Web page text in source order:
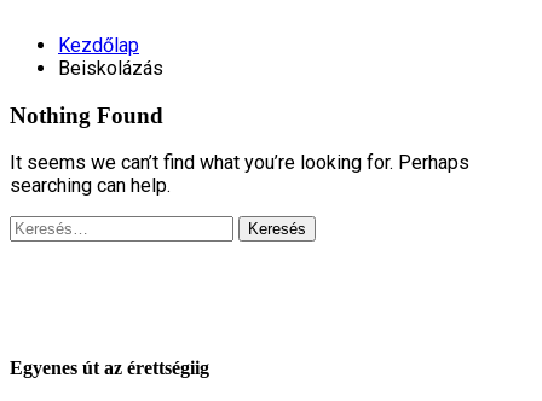
Kezdőlap
Beiskolázás
Nothing Found
It seems we can’t find what you’re looking for. Perhaps
searching can help.
Keresés:
Egyenes út az érettségiig